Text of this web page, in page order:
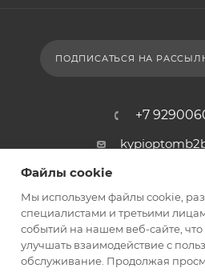
ПОДПИСАТЬСЯ НА
+7
Оптово-
Оптовые цены
минимальной
Файлы cookie
Мы используем файлы cookie,
специалистами и третьими
событий на нашем веб-сайте, что
улучшать взаимодействие с
обслуживание. Продолжая